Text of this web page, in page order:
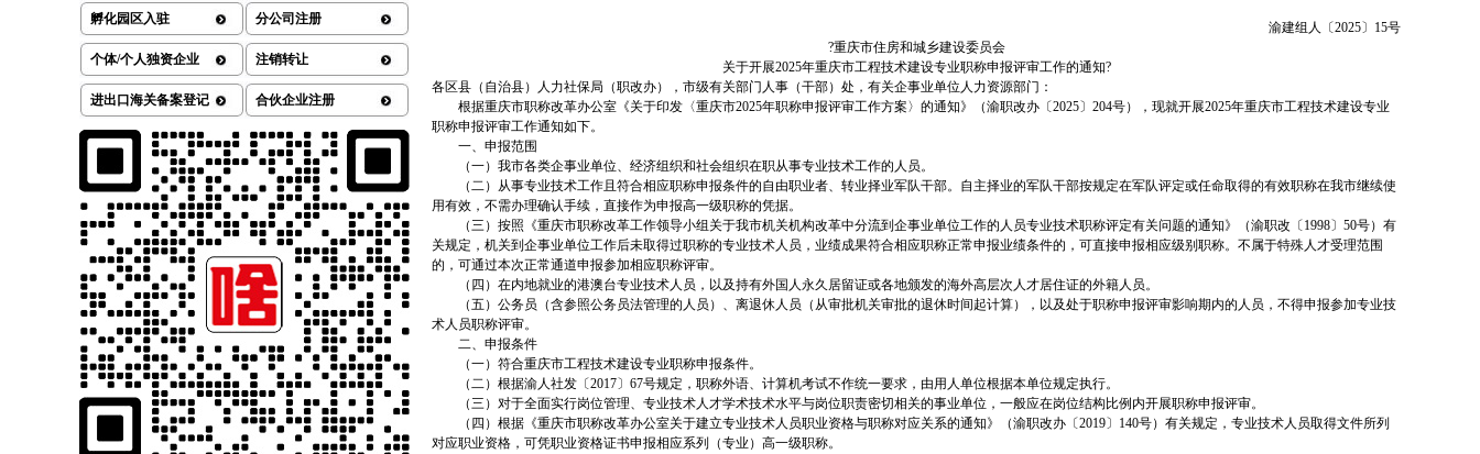
孵化园区入驻 分公司注册
个体/个人独资企业 注销转让
进出口海关备案登记 合伙企业注册
渝建组人〔2025〕15号
?重庆市住房和城乡建设委员会
关于开展2025年重庆市工程技术建设专业职称申报评审工作的通知?
各区县（自治县）人力社保局（职改办），市级有关部门人事（干部）处，有关企事业单位人力资源部门：
根据重庆市职称改革办公室《关于印发〈重庆市2025年职称申报评审工作方案〉的通知》（渝职改办〔2025〕204号），现就开展2025年重庆市工程技术建设专业
职称申报评审工作通知如下。
一、申报范围
（一）我市各类企事业单位、经济组织和社会组织在职从事专业技术工作的人员。
（二）从事专业技术工作且符合相应职称申报条件的自由职业者、转业择业军队干部。自主择业的军队干部按规定在军队评定或任命取得的有效职称在我市继续使
用有效，不需办理确认手续，直接作为申报高一级职称的凭据。
（三）按照《重庆市职称改革工作领导小组关于我市机关机构改革中分流到企事业单位工作的人员专业技术职称评定有关问题的通知》（渝职改〔1998〕50号）有
关规定，机关到企事业单位工作后未取得过职称的专业技术人员，业绩成果符合相应职称正常申报业绩条件的，可直接申报相应级别职称。不属于特殊人才受理范围
的，可通过本次正常通道申报参加相应职称评审。
（四）在内地就业的港澳台专业技术人员，以及持有外国人永久居留证或各地颁发的海外高层次人才居住证的外籍人员。
（五）公务员（含参照公务员法管理的人员）、离退休人员（从审批机关审批的退休时间起计算），以及处于职称申报评审影响期内的人员，不得申报参加专业技
术人员职称评审。
二、申报条件
（一）符合重庆市工程技术建设专业职称申报条件。
（二）根据渝人社发〔2017〕67号规定，职称外语、计算机考试不作统一要求，由用人单位根据本单位规定执行。
（三）对于全面实行岗位管理、专业技术人才学术技术水平与岗位职责密切相关的事业单位，一般应在岗位结构比例内开展职称申报评审。
（四）根据《重庆市职称改革办公室关于建立专业技术人员职业资格与职称对应关系的通知》（渝职改办〔2019〕140号）有关规定，专业技术人员取得文件所列
对应职业资格，可凭职业资格证书申报相应系列（专业）高一级职称。